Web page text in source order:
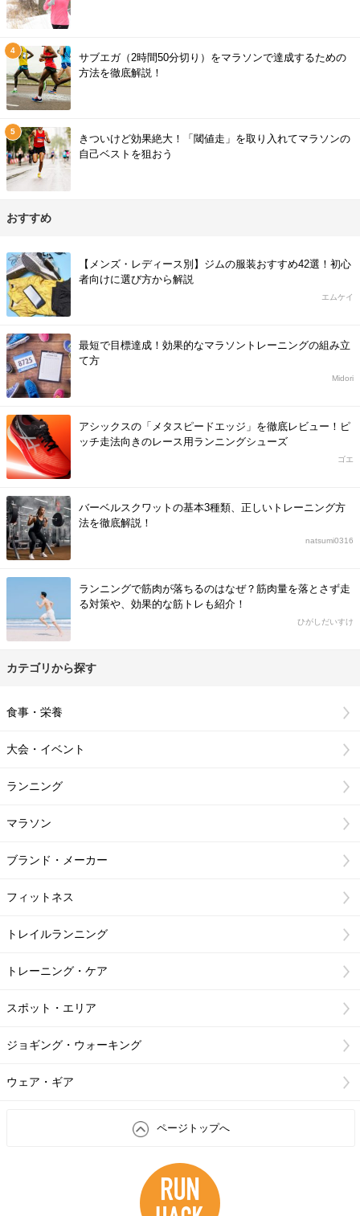
サブエガ（2時間50分切り）をマラソンで達成するための
方法を徹底解説！
きついけど効果絶大！「閾値走」を取り入れてマラソンの
自己ベストを狙おう
おすすめ
【メンズ・レディース別】ジムの服装おすすめ42選！初心
者向けに選び方から解説
エムケイ
最短で目標達成！効果的なマラソントレーニングの組み立
て方
Midori
アシックスの「メタスピードエッジ」を徹底レビュー！ピ
ッチ走法向きのレース用ランニングシューズ
ゴエ
バーベルスクワットの基本3種類、正しいトレーニング方
法を徹底解説！
natsumi0316
ランニングで筋肉が落ちるのはなぜ？筋肉量を落とさず走
る対策や、効果的な筋トレも紹介！
ひがしだいすけ
カテゴリから探す
食事・栄養
大会・イベント
ランニング
マラソン
ブランド・メーカー
フィットネス
トレイルランニング
トレーニング・ケア
スポット・エリア
ジョギング・ウォーキング
ウェア・ギア
ページトップへ